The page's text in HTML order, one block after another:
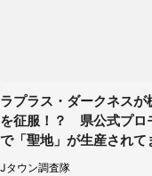
ラプラス・ダークネスが
を征服！？ 県公式プロ
で「聖地」が生産されて
／31～1／31】
Jタウン調査隊